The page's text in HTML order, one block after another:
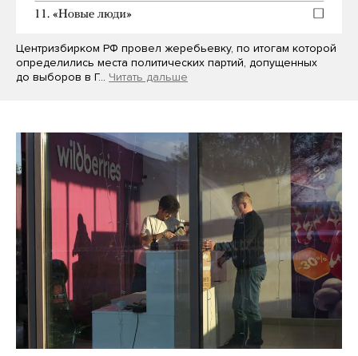
Центризбирком РФ провел жеребьевку, по итогам которой
определились места политических партий, допущенных
до выборов в Г… Читать дальше